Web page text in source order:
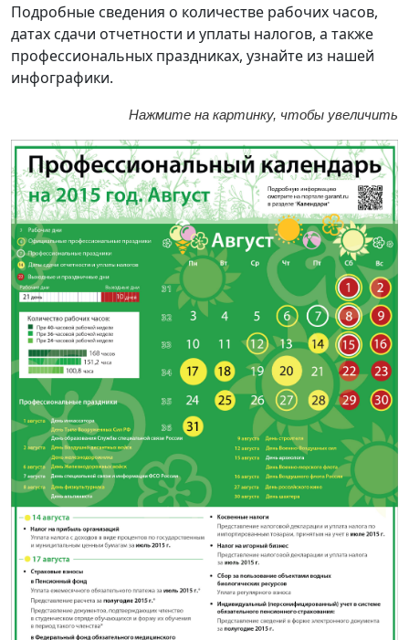
Подробные сведения о количестве рабочих часов,
датах сдачи отчетности и уплаты налогов, а также
профессиональных праздниках, узнайте из нашей
инфографики.
Нажмите на картинку, чтобы увеличить